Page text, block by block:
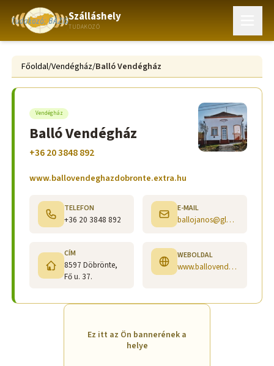
Szálláshely
TUDAKOZÓ
Főoldal/Vendégház/Balló Vendégház
Vendégház
Balló Vendégház
+36 20 3848 892
www.ballovendeghazdobronte.extra.hu
TELEFON
+36 20 3848 892
E-MAIL
ballojanos@globonet.hu
CÍM
8597 Döbrönte,
Fő u. 37.
WEBOLDAL
www.ballovendeghazdobronte.extra.hu
Ez itt az Ön bannerének a
helye